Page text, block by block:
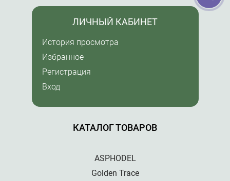
КАТАЛОГ ТОВАРОВ
ASPHODEL
Golden Trace
ЛИЧНЫЙ КАБИНЕТ
История просмотра
Избранное
Регистрация
Вход